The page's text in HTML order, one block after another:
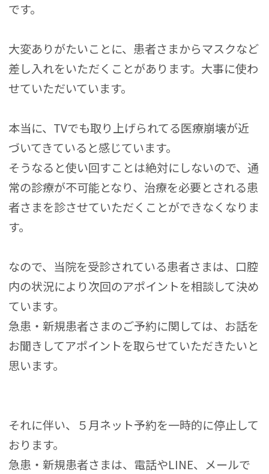
です。
大変ありがたいことに、患者さまからマスクなど
差し入れをいただくことがあります。大事に使わ
せていただいています。
本当に、TVでも取り上げられてる医療崩壊が近
づいてきていると感じています。
そうなると使い回すことは絶対にしないので、通
常の診療が不可能となり、治療を必要とされる患
者さまを診させていただくことができなくなりま
す。
なので、当院を受診されている患者さまは、口腔
内の状況により次回のアポイントを相談して決め
ています。
急患・新規患者さまのご予約に関しては、お話を
お聞きしてアポイントを取らせていただきたいと
思います。
それに伴い、５月ネット予約を一時的に停止して
おります。
急患・新規患者さまは、電話やLINE、メールで